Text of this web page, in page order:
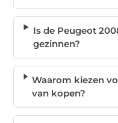
Is de Peugeot
gezinnen?
Waarom kiezen
van kopen?